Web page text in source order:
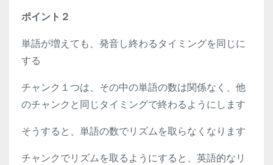
ポイント２
単語が増えても、発音し終わるタイミングを同じに
する
チャンク１つは、その中の単語の数は関係なく、他
のチャンクと同じタイミングで終わるようにします
そうすると、単語の数でリズムを取らなくなります
チャンクでリズムを取るようにすると、英語的なリ